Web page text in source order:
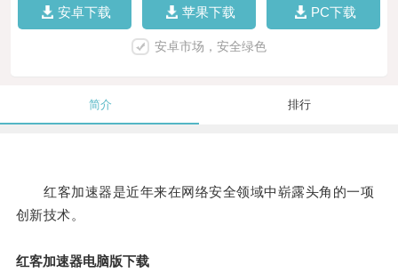
安卓下载 苹果下载 PC下载
安卓市场，安全绿色
简介 排行
红客加速器是近年来在网络安全领域中崭露头角的一项
创新技术。
红客加速器电脑版下载